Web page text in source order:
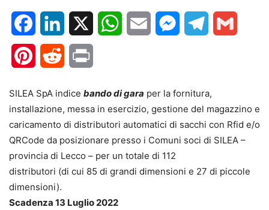
FacebookLinkedIn WhatsApp
Email MessengerTelegram
PinterestReddit
SILEA SpA indice bando di gara per la fornitura,
installazione, messa in esercizio, gestione del magazzino e
caricamento di distributori automatici di sacchi con Rfid e/o
QRCode da posizionare presso i Comuni soci di SILEA –
provincia di Lecco – per un totale di 112
distributori (di cui 85 di grandi dimensioni e 27 di piccole
dimensioni).
Scadenza 13 Luglio 2022